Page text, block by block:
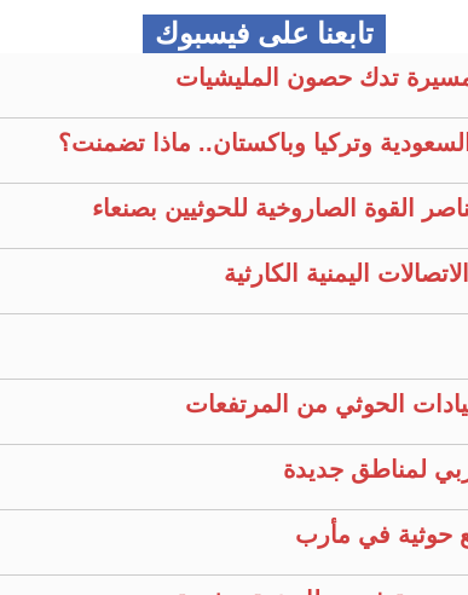
تابعنا على فيسبوك
تدك حصون المليشيات
وتركيا وباكستان.. ماذا تضمنت؟
القوة الصاروخية للحوثيين بصنعاء
اليمنية الكارثية
الحوثي من المرتفعات
لمناطق جديدة
حوثية في مأرب